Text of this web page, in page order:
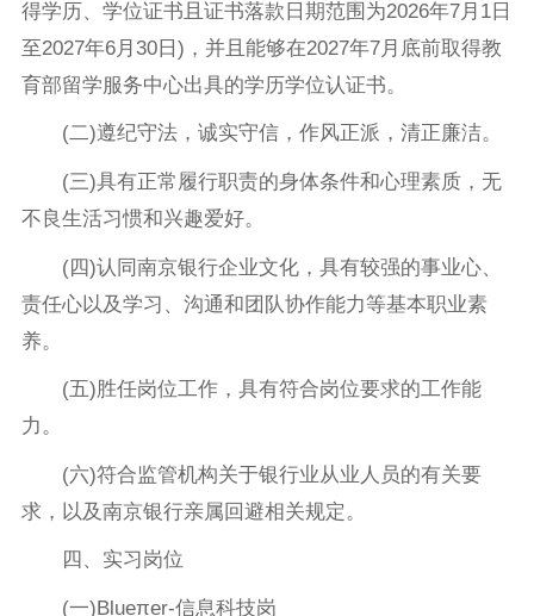
得学历、学位证书且证书落款日期范围为2026年7月1日
至2027年6月30日)，并且能够在2027年7月底前取得教
育部留学服务中心出具的学历学位认证书。
(二)遵纪守法，诚实守信，作风正派，清正廉洁。
(三)具有正常履行职责的身体条件和心理素质，无
不良生活习惯和兴趣爱好。
(四)认同南京银行企业文化，具有较强的事业心、
责任心以及学习、沟通和团队协作能力等基本职业素
养。
(五)胜任岗位工作，具有符合岗位要求的工作能
力。
(六)符合监管机构关于银行业从业人员的有关要
求，以及南京银行亲属回避相关规定。
四、实习岗位
(一)Blueπer-信息科技岗